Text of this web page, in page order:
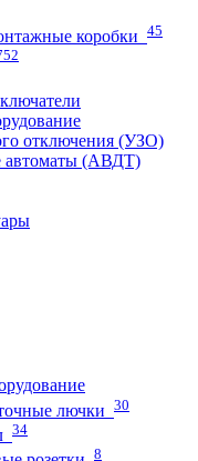
коробки
45
отключения (УЗО)
автоматы (АВДТ)
лючки
30
34
8